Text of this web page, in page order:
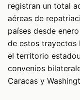
registran un total
aéreas de
países desde
de estos trayectos
el territorio
convenios
Caracas y